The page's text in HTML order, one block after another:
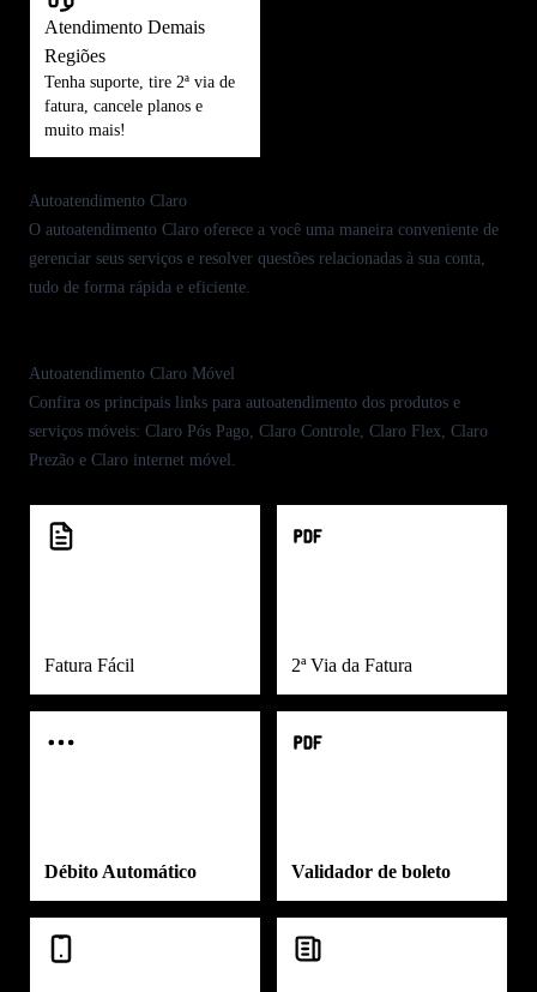
Atendimento Demais
Regiões
Tenha suporte, tire 2ª via de
fatura, cancele planos e
muito mais!
Autoatendimento Claro
O autoatendimento Claro oferece a você uma maneira conveniente de
gerenciar seus serviços e resolver questões relacionadas à sua conta,
tudo de forma rápida e eficiente.
Autoatendimento Claro Móvel
Confira os principais links para autoatendimento dos produtos e
serviços móveis: Claro Pós Pago Claro Controle Claro Flex Claro
Prezão e Claro internet móvel
Fatura Fácil 2ª Via da Fatura
Débito Automático Validador de boleto